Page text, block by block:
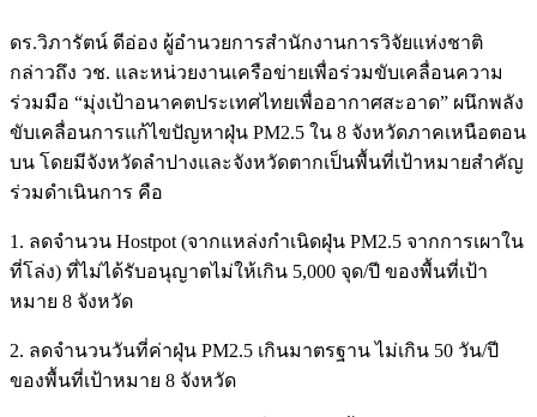
ดร.วิภารัตน์ ดีอ่อง ผู้อำนวยการสำนักงานการวิจัยแห่งชาติ
กล่าวถึง วช. และหน่วยงานเครือข่ายเพื่อร่วมขับเคลื่อนความ
ร่วมมือ “มุ่งเป้าอนาคตประเทศไทยเพื่ออากาศสะอาด” ผนึกพลัง
ขับเคลื่อนการแก้ไขปัญหาฝุ่น PM2.5 ใน 8 จังหวัดภาคเหนือตอน
บน โดยมีจังหวัดลำปางและจังหวัดตากเป็นพื้นที่เป้าหมายสำคัญ
ร่วมดำเนินการ คือ
1. ลดจำนวน Hostpot (จากแหล่งกำเนิดฝุ่น PM2.5 จากการเผาใน
ที่โล่ง) ที่ไม่ได้รับอนุญาตไม่ให้เกิน 5,000 จุด/ปี ของพื้นที่เป้า
หมาย 8 จังหวัด
2. ลดจำนวนวันที่ค่าฝุ่น PM2.5 เกินมาตรฐาน ไม่เกิน 50 วัน/ปี
ของพื้นที่เป้าหมาย 8 จังหวัด